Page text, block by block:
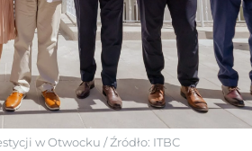
w Otwocku / Źródło: ITBC